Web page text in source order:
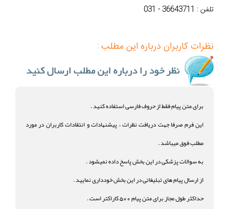
تلفن : 36643711 - 031
نظرات کاربران درباره این مطلب :
برای متن پیام فقط از حروف فارسی استفاده کنید .
این فرم صرفا جهت دریافت نظرات ، پیشنهادات و انتقادات کاربران در مورد
مطلب فوق میباشد .
به سوالات پزشکی در این بخش پاسخ داده نمیشود .
از ارسال پیام های تبلیغاتی در این بخش خودداری نمایید .
حداکثر طول مجاز برای متن پیام 500 کاراکتر است .